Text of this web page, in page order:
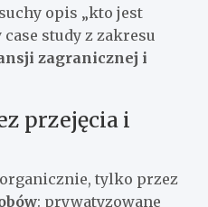
opis „kto jest
study z zakresu
zagranicznej i
przejęcia i
tylko przez
: prywatyzowane